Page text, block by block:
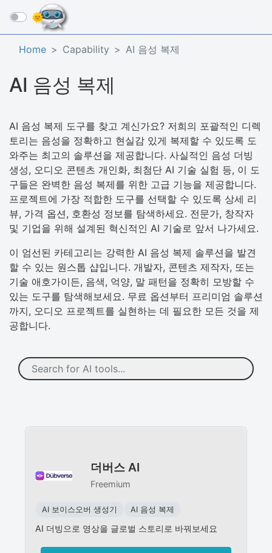
☰
Home Capability AI 음성 복제
AI 음성 복제
AI 음성 복제 도구를 찾고 계신가요? 저희의 포괄적인 디렉
토리는 음성을 정확하고 현실감 있게 복제할 수 있도록 도
와주는 최고의 솔루션을 제공합니다. 사실적인 음성 더빙
생성, 오디오 콘텐츠 개인화, 최첨단 AI 기술 실험 등, 이 도
구들은 완벽한 음성 복제를 위한 고급 기능을 제공합니다.
프로젝트에 가장 적합한 도구를 선택할 수 있도록 상세 리
뷰, 가격 옵션, 호환성 정보를 탐색하세요. 전문가, 창작자
및 기업을 위해 설계된 혁신적인 AI 기술로 앞서 나가세요.
이 엄선된 카테고리는 강력한 AI 음성 복제 솔루션을 발견
할 수 있는 원스톱 샵입니다. 개발자, 콘텐츠 제작자, 또는
기술 애호가이든, 음색, 억양, 말 패턴을 정확히 모방할 수
있는 도구를 탐색해보세요. 무료 옵션부터 프리미엄 솔루션
까지, 오디오 프로젝트를 실현하는 데 필요한 모든 것을 제
공합니다.
더버스 AI
Freemium
AI 보이스오버 생성기 AI 음성 복제
AI 더빙으로 영상을 글로벌 스토리로 바꿔보세요